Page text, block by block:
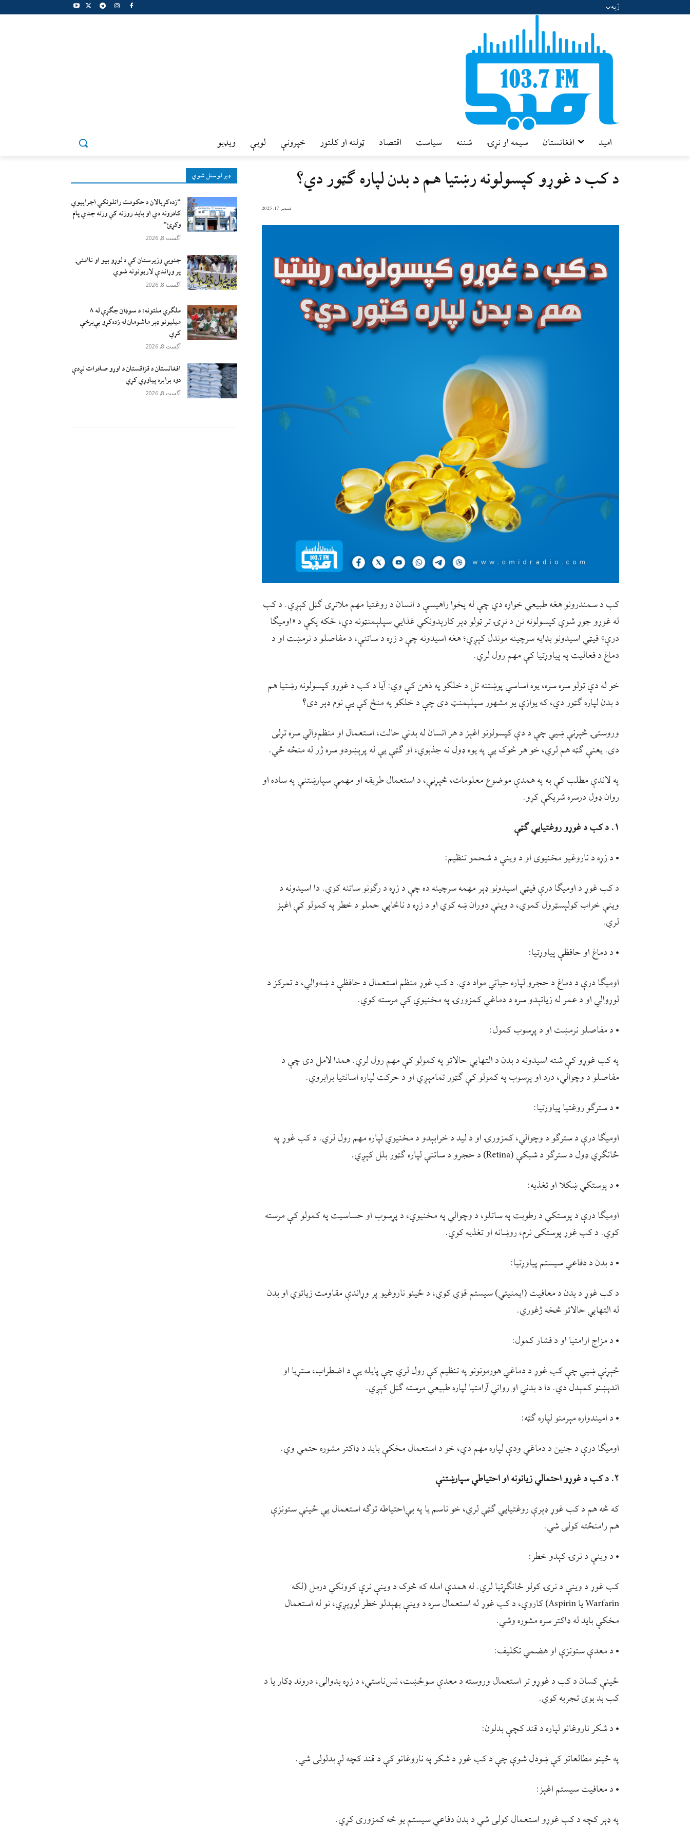
ژبه
امید افغانستان سیمه او نړۍ شننه سیاست اقتصاد ټولنه او کلتور خپرونې لوبې ويډيو
ډېر لوستل شوي
“زده‌کړيالان د حکومت راتلونکي اجراييوي
کادرونه دي او بايد روزنه کې ورته جدي پام
وکړئ”
آگست 8, 2026
جنوبي وزیرستان کې د لوړو بیو او ناامنۍ
پر وړاندې لاريونونه شوي
آگست 8, 2026
ملګري ملتونه: د سوډان جګړې له ۸
میلیونو ډېر ماشومان له زده‌کړو بې‌برخې
کړي
آگست 8, 2026
افغانستان د قزاقستان د اوړو صادرات نږدې
دوه برابره پیاوړي کړي
آگست 8, 2026
د کب د غوړو کپسولونه رښتیا هم د بدن لپاره ګټور دي؟
دسمبر 17, 2025
کب د سمندرونو هغه طبیعي خواړه دي چې له پخوا راهیسې د انسان د روغتیا مهم ملاتړی ګڼل کېږي. د کب
له غوړو جوړ شوي کپسولونه نن د نړۍ تر ټولو ډېر کارېدونکي غذایي سپلېمنټونه دي، ځکه پکې د «اومیګا
درې» فیټي اسیدونو بډایه سرچینه موندل کېږي؛ هغه اسیدونه چې د زړه د ساتنې، د مفاصلو د نرمښت او د
دماغ د فعالیت په پیاوړتیا کې مهم رول لري.
خو له دې ټولو سره سره، یوه اساسي پوښتنه تل د خلکو په ذهن کې وي: آیا د کب د غوړو کپسولونه رښتیا هم
د بدن لپاره ګټور دي، که یوازې یو مشهور سپلېمنټ دی چې د خلکو په منځ کې یې نوم ډېر دی؟
وروستۍ څېړنې ښيي چې د دې کپسولونو اغېز د هر انسان له بدني حالت، استعمال او منظم‌والي سره تړلی
دی. یعنې ګټه هم لري، خو هر څوک یې په یوه ډول نه جذبوي، او ګټې یې له پرېښودو سره ژر له منځه ځي.
په لاندې مطلب کې به په همدې موضوع معلومات، څېړنې، د استعمال طریقه او مهمې سپارښتنې په ساده او
روان ډول درسره شریکې کړو.
۱. د کب د غوړو روغتيايي ګټې
• د زړه د ناروغیو مخنیوی او د وینې د شحمو تنظیم:
د کب غوړ د اومیګا درې فیټي اسیدونو ډېر مهمه سرچینه ده چې د زړه د رګونو ساتنه کوي. دا اسیدونه د
وینې خراب کولېسټرول کموي، د وینې دوران ښه کوي او د زړه د ناڅاپي حملو د خطر په کمولو کې اغېز
لري.
• د دماغ او حافظې پیاوړتیا:
اومیګا درې د دماغ د حجرو لپاره حیاتي مواد دي. د کب غوړ منظم استعمال د حافظې د ښه‌والي، د تمرکز د
لوړوالي او د عمر له زیاتېدو سره د دماغي کمزورۍ په مخنیوي کې مرسته کوي.
• د مفاصلو نرمښت او د پړسوب کمول:
په کب غوړو کې شته اسیدونه د بدن د التهابي حالاتو په کمولو کې مهم رول لري. همدا لامل دی چې د
مفاصلو د وچوالي، درد او پړسوب په کمولو کې ګټور تمامېږي او د حرکت لپاره اسانتیا برابروي.
• د سترګو روغتیا پیاوړتیا:
اومیګا درې د سترګو د وچوالي، کمزورۍ او د لید د خرابېدو د مخنیوي لپاره مهم رول لري. د کب غوړ په
ځانګړي ډول د سترګو د شبکې (Retina) د حجرو د ساتنې لپاره ګټور بلل کېږي.
• د پوستکي ښکلا او تغذیه:
اومیګا درې د پوستکي د رطوبت په ساتلو، د وچوالي په مخنیوي، د پړسوب او حساسیت په کمولو کې مرسته
کوي. د کب غوړ پوستکی نرم، روښانه او تغذیه کوي.
• د بدن د دفاعي سیستم پیاوړتیا:
د کب غوړ د بدن د معافیت (ایمنیتي) سیستم قوي کوي، د ځینو ناروغیو پر وړاندې مقاومت زیاتوي او بدن
له التهابي حالاتو څخه ژغوري.
• د مزاج ارامتیا او د فشار کمول:
څېړنې ښيي چې کب غوړ د دماغي هورمونونو په تنظیم کې رول لري چې پایله یې د اضطراب، ستړیا او
اندېښنو کمېدل دي. دا د بدني او رواني آرامتیا لپاره طبیعي مرسته ګڼل کېږي.
• د امیندواره مېرمنو لپاره ګټه:
اومیګا درې د جنین د دماغي ودې لپاره مهم دي، خو د استعمال مخکې باید د ډاکتر مشوره حتمي وي.
۲. د کب د غوړو احتمالي زیانونه او احتیاطي سپارښتنې
که څه هم د کب غوړ ډېرې روغتیايي ګټې لري، خو ناسم یا په بې‌احتیاطه توګه استعمال یې ځینې ستونزې
هم رامنځته کولی شي.
• د وینې د نرۍ کېدو خطر:
کب غوړ د وینې د نرۍ کولو ځانګړتیا لري. له همدې امله که څوک د وینې نرې کوونکي درمل (لکه
Warfarin یا Aspirin) کاروي، د کب غوړ له استعمال سره د وینې بهېدلو خطر لوړېږي، نو له استعمال
مخکې بايد له ډاکتر سره مشوره وشي.
• د معدې ستونزې او هضمي تکلیف:
ځینې کسان د کب د غوړو تر استعمال وروسته د معدې سوځښت، نس‌ناستي، د زړه بدوالی، دروند ډکار یا د
کب بد بوی تجربه کوي.
• د شکر ناروغانو لپاره د قند کچې بدلون:
په ځینو مطالعاتو کې ښودل شوې چې د کب غوړ د شکر په ناروغانو کې د قند کچه لږ بدلولی شي.
• د معافیت سیستم اغېز:
په ډېر کچه د کب غوړو استعمال کولی شي د بدن دفاعي سیستم یو څه کمزوری کړي.